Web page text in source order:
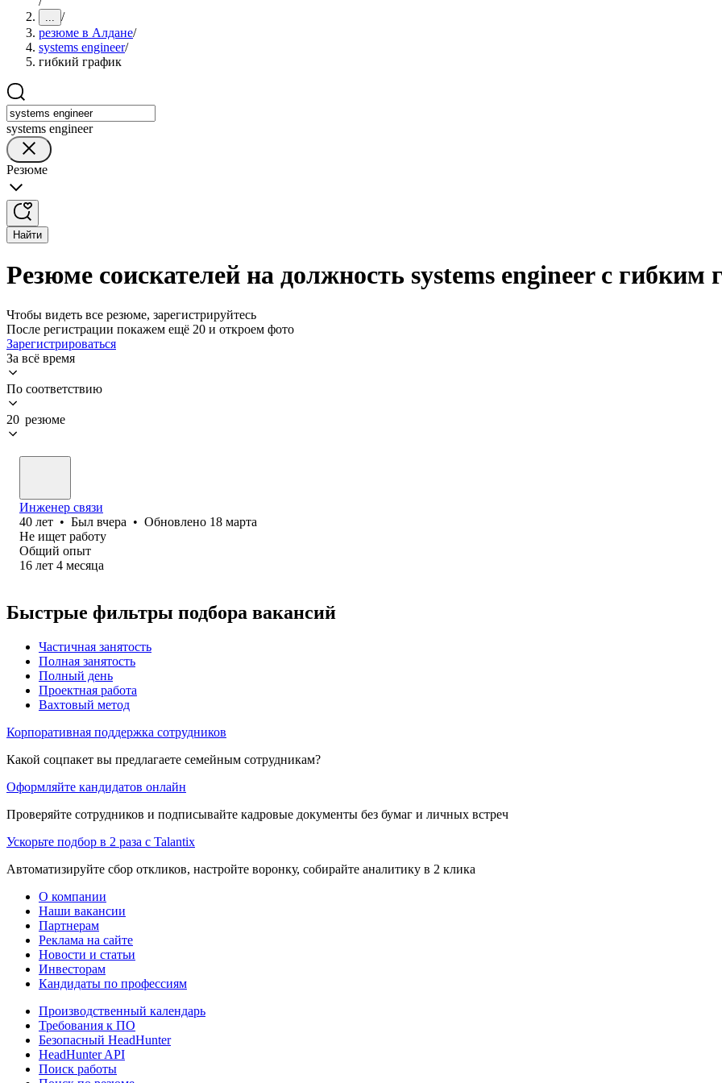
... /
резюме в Алдане/
systems engineer/
гибкий график
systems engineer
Резюме
Найти
Резюме соискателей на должность systems engineer с
Чтобы видеть все резюме, зарегистрируйтесь
После регистрации покажем ещё 20 и откроем фото
Зарегистрироваться
За всё время
По соответствию
20 резюме
Инженер связи
40 лет • Был вчера • Обновлено 18 марта
Не ищет работу
Общий опыт
16 лет 4 месяца
Быстрые фильтры подбора вакансий
Частичная занятость
Полная занятость
Полный день
Проектная работа
Вахтовый метод
Корпоративная поддержка сотрудников
Какой соцпакет вы предлагаете семейным сотрудникам?
Оформляйте кандидатов онлайн
Проверяйте сотрудников и подписывайте кадровые документы без бумаг и личных встреч
Ускорьте подбор в 2 раза с Talantix
Автоматизируйте сбор откликов, настройте воронку, собирайте аналитику в 2 клика
О компании
Наши вакансии
Партнерам
Реклама на сайте
Новости и статьи
Инвесторам
Кандидаты по профессиям
Производственный календарь
Требования к ПО
Безопасный HeadHunter
HeadHunter API
Поиск работы